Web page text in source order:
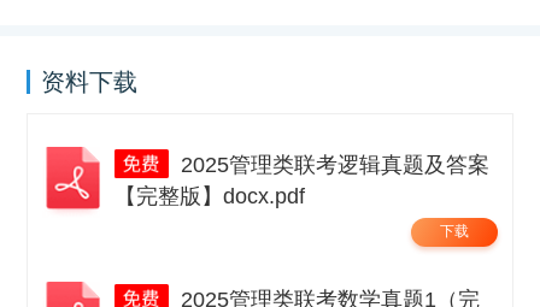
资料下载
【完整版】docx.pdf
下载